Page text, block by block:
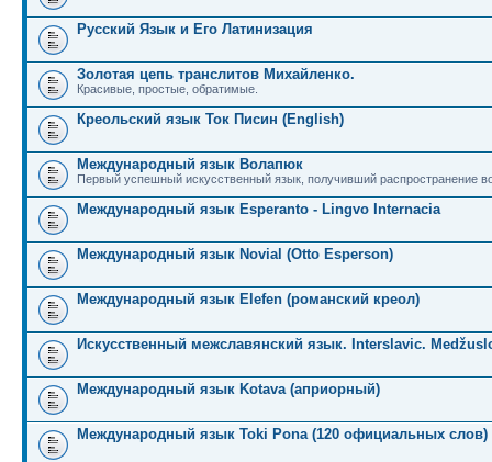
Русский Язык и Его Латинизация
Золотая цепь транслитов Михайленко.
Красивые, простые, обратимые.
Креольский язык Ток Писин (English)
Международный язык Волапюк
Первый успешный искусственный язык, получивший распространение
Международный язык Esperanto - Lingvo Internacia
Международный язык Novial (Otto Esperson)
Международный язык Elefen (романский креол)
Искусственный межславянский язык. Interslavic.
Международный язык Kotava (априорный)
Международный язык Toki Pona (120 официальных слов)